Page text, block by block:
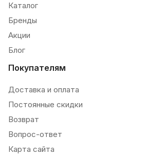
Каталог
Бренды
Акции
Блог
Покупателям
Доставка и оплата
Постоянные скидки
Возврат
Вопрос-ответ
Карта сайта